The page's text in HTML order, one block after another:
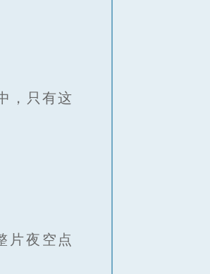
，只有这
片夜空点